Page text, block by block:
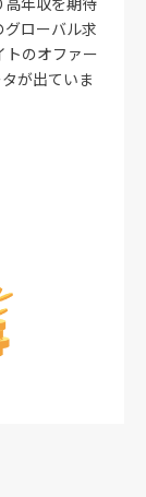
ローバル求
トのオファー
が出ていま